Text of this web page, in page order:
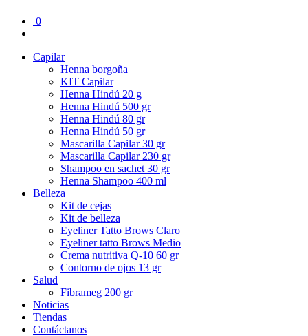
0
Capilar
Henna borgoña
KIT Capilar
Henna Hindú 20 g
Henna Hindú 500 gr
Henna Hindú 80 gr
Henna Hindú 50 gr
Mascarilla Capilar 30 gr
Mascarilla Capilar 230 gr
Shampoo en sachet 30 gr
Henna Shampoo 400 ml
Belleza
Kit de cejas
Kit de belleza
Eyeliner Tatto Brows Claro
Eyeliner tatto Brows Medio
Crema nutritiva Q-10 60 gr
Contorno de ojos 13 gr
Salud
Fibrameg 200 gr
Noticias
Tiendas
Contáctanos